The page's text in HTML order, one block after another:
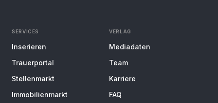
SERVICES
Inserieren
Trauerportal
Stellenmarkt
Immobilienmarkt
VERLAG
Mediadaten
Team
Karriere
FAQ